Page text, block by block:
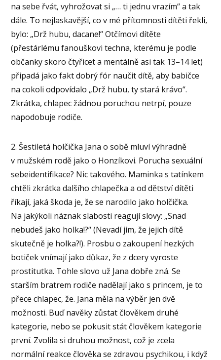
na sebe řvát, vyhrožovat si „… ti jednu vrazím“ a tak
dále. To nejlaskavější, co v mé přítomnosti dítěti řekli,
bylo: „Drž hubu, dacane!“ Otčímovi dítěte
(přestárlému fanouškovi techna, kterému je podle
občanky skoro čtyřicet a mentálně asi tak 13–14 let)
připadá jako fakt dobrý fór naučit dítě, aby babičce
na cokoli odpovídalo „Drž hubu, ty stará krávo“.
Zkrátka, chlapec žádnou poruchou netrpí, pouze
napodobuje rodiče.
2. Šestiletá holčička Jana o sobě mluví výhradně
v mužském rodě jako o Honzíkovi. Porucha sexuální
sebeidentifikace? Nic takového. Maminka s tatínkem
chtěli zkrátka dalšího chlapečka a od dětství dítěti
říkají, jaká škoda je, že se narodilo jako holčička.
Na jakýkoli náznak slabosti reagují slovy: „Snad
nebudeš jako holka!?“ (Nevadí jim, že jejich dítě
skutečně je holka?!). Prosbu o zakoupení hezkých
botiček vnímají jako důkaz, že z dcery vyroste
prostitutka. Tohle slovo už Jana dobře zná. Se
starším bratrem rodiče nadělají jako s princem, je to
přece chlapec, že. Jana měla na výběr jen dvě
možnosti. Buď navěky zůstat člověkem druhé
kategorie, nebo se pokusit stát člověkem kategorie
první. Zvolila si druhou možnost, což je zcela
normální reakce člověka se zdravou psychikou, i když